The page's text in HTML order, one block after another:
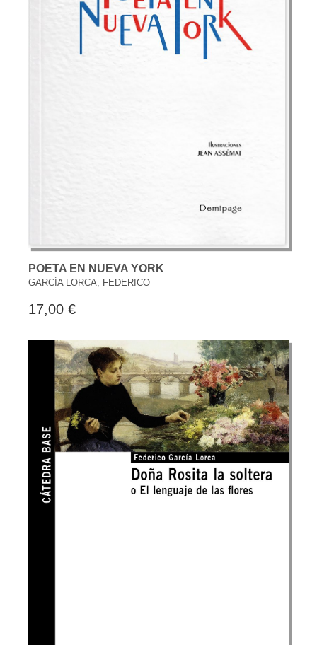
POETA EN NUEVA YORK
GARCÍA LORCA, FEDERICO
17,00 €